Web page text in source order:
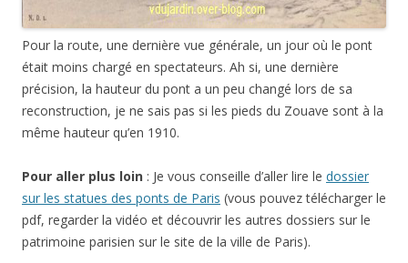
Pour la route, une dernière vue générale, un jour où le pont
était moins chargé en spectateurs. Ah si, une dernière
précision, la hauteur du pont a un peu changé lors de sa
reconstruction, je ne sais pas si les pieds du Zouave sont à la
même hauteur qu’en 1910.
Pour aller plus loin : Je vous conseille d’aller lire le dossier
sur les statues des ponts de Paris (vous pouvez télécharger le
pdf, regarder la vidéo et découvrir les autres dossiers sur le
patrimoine parisien sur le site de la ville de Paris).